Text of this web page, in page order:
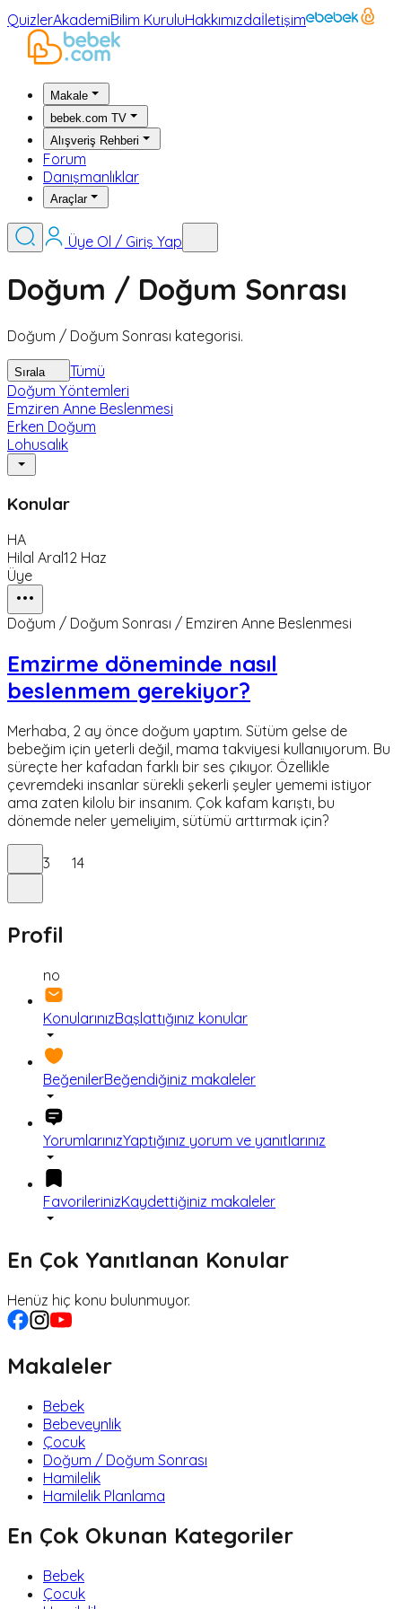
QuizlerAkademiBilim KuruluHakkımızdaİletişim
Makale
bebek.com TV
Alışveriş Rehberi
Forum
Danışmanlıklar
Araçlar
Üye Ol / Giriş Yap
Doğum / Doğum Sonrası
Doğum / Doğum Sonrası kategorisi.
Sırala
Tümü
Doğum Yöntemleri
Emziren Anne Beslenmesi
Erken Doğum
Lohusalık
Konular
HA
Hilal Aral12 Haz
Üye
Doğum / Doğum Sonrası / Emziren Anne Beslenmesi
Emzirme döneminde nasıl
beslenmem gerekiyor?
Merhaba, 2 ay önce doğum yaptım. Sütüm gelse de
bebeğim için yeterli değil, mama takviyesi kullanıyorum. Bu
süreçte her kafadan farklı bir ses çıkıyor. Özellikle
çevremdeki insanlar sürekli şekerli şeyler yememi istiyor
ama zaten kilolu bir insanım. Çok kafam karıştı, bu
dönemde neler yemeliyim, sütümü arttırmak için?
3 14
Profil
no
KonularınızBaşlattığınız konular
BeğenilerBeğendiğiniz makaleler
YorumlarınızYaptığınız yorum ve yanıtlarınız
FavorilerinizKaydettiğiniz makaleler
En Çok Yanıtlanan Konular
Henüz hiç konu bulunmuyor.
Makaleler
Bebek
Bebeveynlik
Çocuk
Doğum / Doğum Sonrası
Hamilelik
Hamilelik Planlama
En Çok Okunan Kategoriler
Bebek
Çocuk